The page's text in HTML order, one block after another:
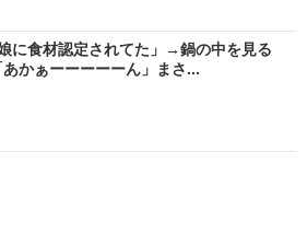
に食材認定されてた」→鍋の中を見る
ぁーーーーーん」まさ...